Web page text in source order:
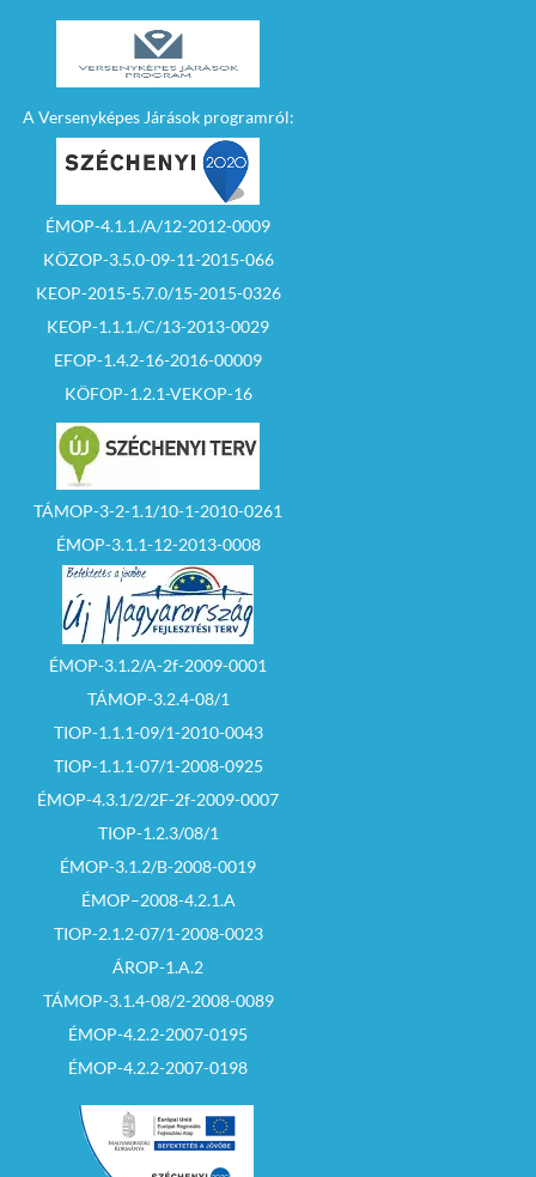
A Versenyképes Járások programról:
ÉMOP-4.1.1./A/12-2012-0009
KÖZOP-3.5.0-09-11-2015-066
KEOP-2015-5.7.0/15-2015-0326
KEOP-1.1.1./C/13-2013-0029
EFOP-1.4.2-16-2016-00009
KÖFOP-1.2.1-VEKOP-16
TÁMOP-3-2-1.1/10-1-2010-0261
ÉMOP-3.1.1-12-2013-0008
ÉMOP-3.1.2/A-2f-2009-0001
TÁMOP-3.2.4-08/1
TIOP-1.1.1-09/1-2010-0043
TIOP-1.1.1-07/1-2008-0925
ÉMOP-4.3.1/2/2F-2f-2009-0007
TIOP-1.2.3/08/1
ÉMOP-3.1.2/B-2008-0019
ÉMOP–2008-4.2.1.A
TIOP-2.1.2-07/1-2008-0023
ÁROP-1.A.2
TÁMOP-3.1.4-08/2-2008-0089
ÉMOP-4.2.2-2007-0195
ÉMOP-4.2.2-2007-0198